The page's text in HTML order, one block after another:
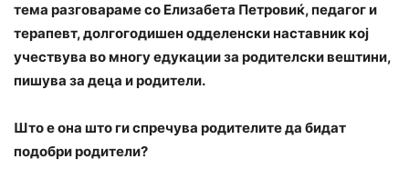
тема разговараме со Елизабета Петровиќ, педагог и
терапевт, долгогодишен одделенски наставник кој
учествува во многу едукации за родителски вештини,
пишува за деца и родители.
Што е она што ги спречува родителите да бидат
подобри родители?